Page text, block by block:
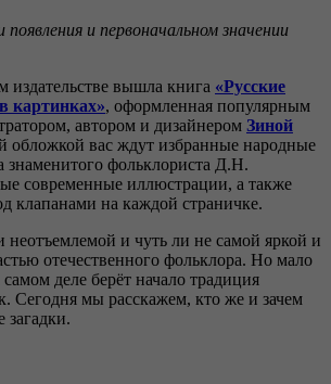
и первоначальном значении
издательстве вышла книга «Русские
картинках», оформленная популярным
автором и дизайнером Зиной
обложкой вас ждут избранные народные
знаменитого фольклориста Д.Н.
современные иллюстрации, а также
клапанами на каждой страничке.
неотъемлемой и чуть ли не самой яркой и
отечественного фольклора. Но мало
самом деле берёт начало традиция
Сегодня мы расскажем, кто же и зачем